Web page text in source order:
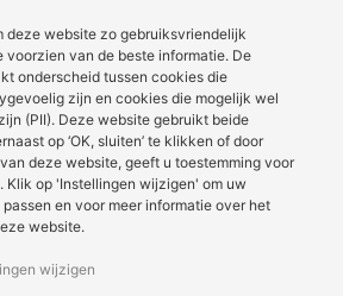
deze website zo gebruiksvriendelijk
voorzien van de beste informatie. De
onderscheid tussen cookies die
zijn en cookies die mogelijk wel
(PII). Deze website gebruikt beide
op ‘OK, sluiten’ te klikken of door
deze website, geeft u toestemming voor
Klik op 'Instellingen wijzigen' om uw
en voor meer informatie over het
website.
wijzigen